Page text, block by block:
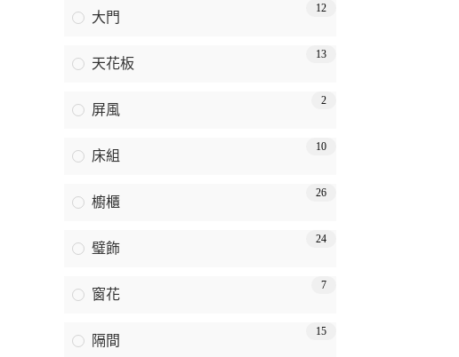
大門
12
天花板
13
屏風
2
床組
10
櫥櫃
26
璧飾
24
窗花
7
隔間
15